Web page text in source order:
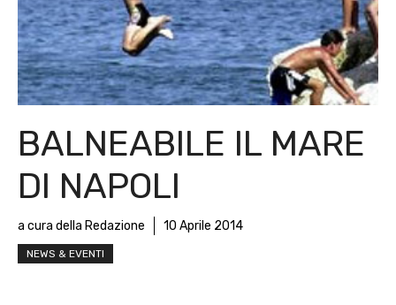
BALNEABILE IL MARE
DI NAPOLI
a cura della Redazione 10 Aprile 2014
NEWS & EVENTI